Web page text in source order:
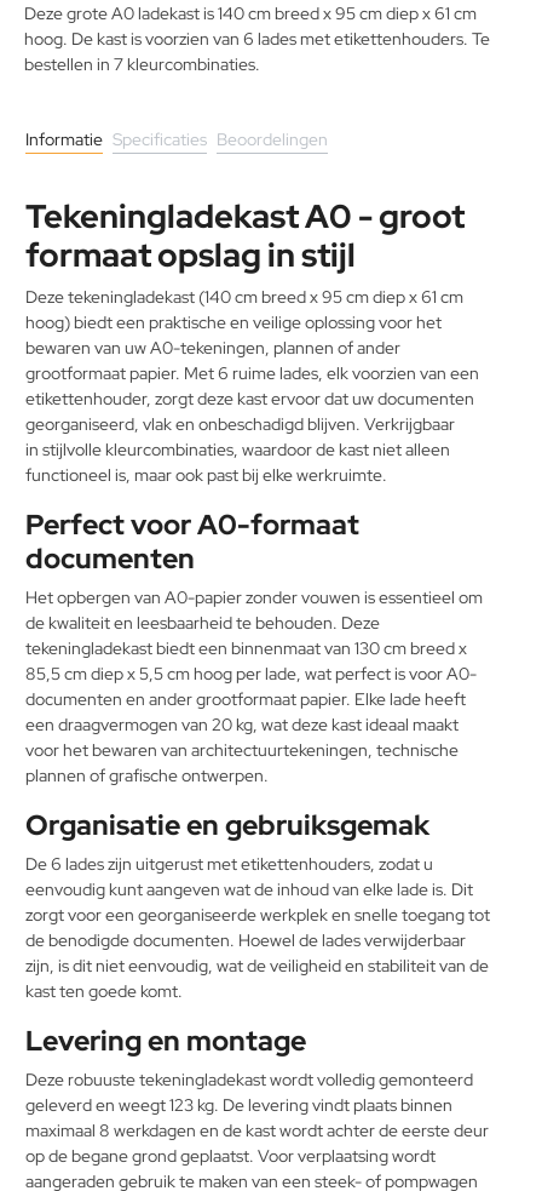
Deze grote A0 ladekast is 140 cm breed x 95 cm diep x 61 cm
hoog. De kast is voorzien van 6 lades met etikettenhouders. Te
bestellen in 7 kleurcombinaties.
Informatie Specificaties Beoordelingen
Tekeningladekast A0 - groot
formaat opslag in stijl
Deze tekeningladekast (140 cm breed x 95 cm diep x 61 cm
hoog) biedt een praktische en veilige oplossing voor het
bewaren van uw A0-tekeningen, plannen of ander
grootformaat papier. Met 6 ruime lades, elk voorzien van een
etikettenhouder, zorgt deze kast ervoor dat uw documenten
georganiseerd, vlak en onbeschadigd blijven. Verkrijgbaar
in stijlvolle kleurcombinaties, waardoor de kast niet alleen
functioneel is, maar ook past bij elke werkruimte.
Perfect voor A0-formaat
documenten
Het opbergen van A0-papier zonder vouwen is essentieel om
de kwaliteit en leesbaarheid te behouden. Deze
tekeningladekast biedt een binnenmaat van 130 cm breed x
85,5 cm diep x 5,5 cm hoog per lade, wat perfect is voor A0-
documenten en ander grootformaat papier. Elke lade heeft
een draagvermogen van 20 kg, wat deze kast ideaal maakt
voor het bewaren van architectuurtekeningen, technische
plannen of grafische ontwerpen.
Organisatie en gebruiksgemak
De 6 lades zijn uitgerust met etikettenhouders, zodat u
eenvoudig kunt aangeven wat de inhoud van elke lade is. Dit
zorgt voor een georganiseerde werkplek en snelle toegang tot
de benodigde documenten. Hoewel de lades verwijderbaar
zijn, is dit niet eenvoudig, wat de veiligheid en stabiliteit van de
kast ten goede komt.
Levering en montage
Deze robuuste tekeningladekast wordt volledig gemonteerd
geleverd en weegt 123 kg. De levering vindt plaats binnen
maximaal 8 werkdagen en de kast wordt achter de eerste deur
op de begane grond geplaatst. Voor verplaatsing wordt
aangeraden gebruik te maken van een steek- of pompwagen